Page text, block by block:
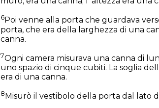
6Poi venne alla porta che guardava
porta, che era della larghezza di una
canna.
7Ogni camera misurava una canna di
uno spazio di cinque cubiti. La soglia
era di una canna.
8 Misurò il vestibolo della porta dal lato